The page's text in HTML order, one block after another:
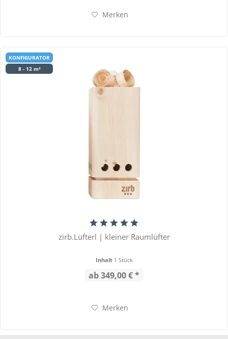
Merken
KONFIGURATOR
8 - 12 m²
zirb.Lüfterl | kleiner Raumlüfter
Inhalt 1 Stück
ab 349,00 € *
Merken